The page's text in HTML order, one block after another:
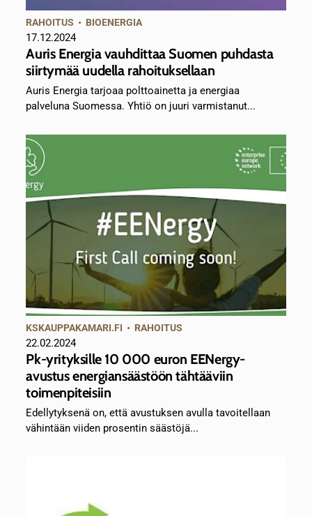
RAHOITUS • BIOENERGIA
17.12.2024
Auris Energia vauhdittaa Suomen puhdasta
siirtymää uudella rahoituksellaan
Auris Energia tarjoaa polttoainetta ja energiaa
palveluna Suomessa. Yhtiö on juuri varmistanut...
KSKAUPPAKAMARI.FI • RAHOITUS
22.02.2024
Pk-yrityksille 10 000 euron EENergy-
avustus energiansäästöön tähtääviin
toimenpiteisiin
Edellytyksenä on, että avustuksen avulla tavoitellaan
vähintään viiden prosentin säästöjä...